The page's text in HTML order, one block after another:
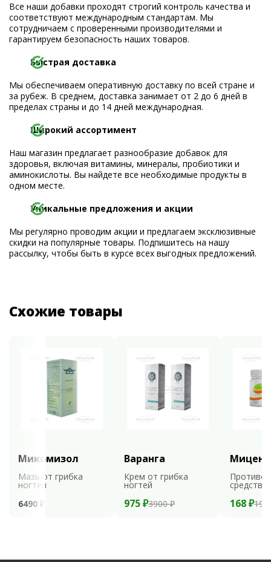
Все наши добавки проходят строгий контроль качества и
соответствуют международным стандартам. Мы
сотрудничаем с проверенными производителями и
гарантируем безопасность наших товаров.
Быстрая доставка
Мы обеспечиваем оперативную доставку по всей стране и
за рубеж. В среднем, доставка занимает от 2 до 6 дней в
пределах страны и до 14 дней международная.
Широкий ассортимент
Наш магазин предлагает разнообразие добавок для
здоровья, включая витамины, минералы, пробиотики и
аминокислоты. Вы найдете все необходимые продукты в
одном месте.
Уникальные предложения и акции
Мы регулярно проводим акции и предлагаем эксклюзивные
скидки на популярные товары. Подпишитесь на нашу
рассылку, чтобы быть в курсе всех выгодных предложений.
Схожие товары
Микомизол
Мазь от грибка
ногтей
6490 ₽
Варанга
Крем от грибка
ногтей
975 ₽3900 ₽
средство
168 ₽